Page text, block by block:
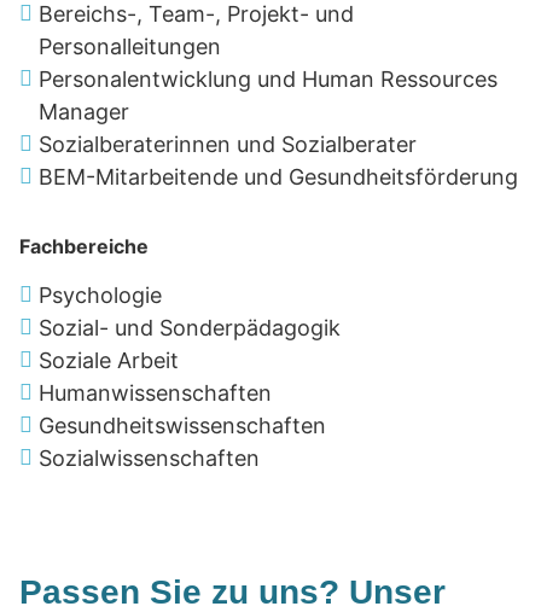
Bereichs-, Team-, Projekt- und
Personalleitungen
Personalentwicklung und Human Ressources
Manager
Sozialberaterinnen und Sozialberater
BEM-Mitarbeitende und Gesundheitsförderung
Fachbereiche
Psychologie
Sozial- und Sonderpädagogik
Soziale Arbeit
Humanwissenschaften
Gesundheitswissenschaften
Sozialwissenschaften
Passen Sie zu uns? Unser